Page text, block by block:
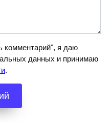
комментарий", я даю
данных и принимаю
.